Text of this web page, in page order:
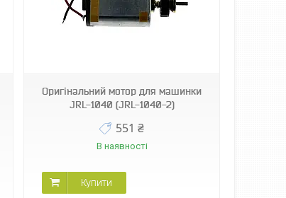
Оригінальний мотор для машинки
JRL-1040 (JRL-1040-2)
551 ₴
В наявності
Купити